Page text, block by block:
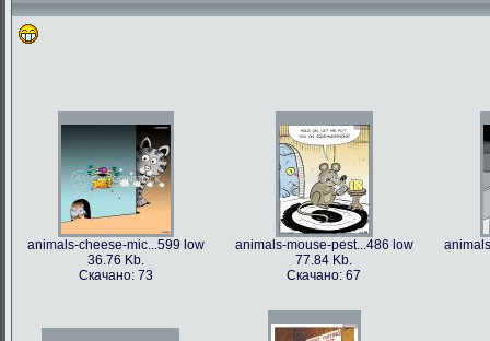
animals-cheese-mic...599 low
36.76 Kb.
Скачано: 73
animals-mouse-pest...486 low
77.84 Kb.
Скачано: 67